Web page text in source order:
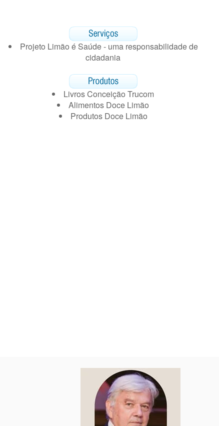
Projeto Limão é Saúde - uma responsabilidade de
cidadania
Livros Conceição Trucom
Alimentos Doce Limão
Produtos Doce Limão